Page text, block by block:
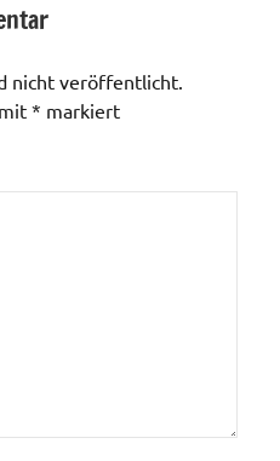
nicht veröffentlicht.
* markiert